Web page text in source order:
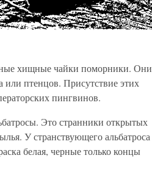
хищные чайки поморники. Они
или птенцов. Присутствие этих
пингвинов.
Это странники открытых
У странствующего альбатроса
белая, черные только концы